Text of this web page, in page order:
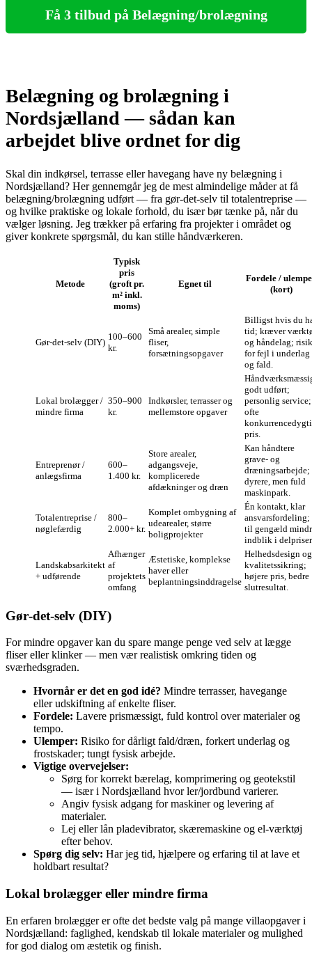
Få 3 tilbud på Belægning/brolægning
Belægning og brolægning i
Nordsjælland — sådan kan
arbejdet blive ordnet for dig
Skal din indkørsel, terrasse eller havegang have ny belægning i
Nordsjælland? Her gennemgår jeg de mest almindelige måder at få
belægning/brolægning udført — fra gør‑det‑selv til totalentreprise —
og hvilke praktiske og lokale forhold, du især bør tænke på, når du
vælger løsning. Jeg trækker på erfaring fra projekter i området og
giver konkrete spørgsmål, du kan stille håndværkeren.
Metode
Typisk
pris
(groft pr.
m² inkl.
moms)
Egnet til
Fordele /
(kort)
Gør‑det‑selv (DIY)
100–600
kr.
Små arealer, simple
fliser,
forsætningsopgaver
Billigst hvis du
tid; kræver
og håndelag;
for fejl i underlag
og fald.
Lokal brolægger /
mindre firma
350–900
kr.
Indkørsler, terrasser og
mellemstore opgaver
godt udført;
personlig service;
ofte
pris.
Entreprenør /
anlægsfirma
600–
1.400 kr.
Store arealer,
adgangsveje,
komplicerede
afdækninger og dræn
Kan håndtere
grave‑ og
dræningsarbejde;
dyrere, men fuld
maskinpark.
Totalentreprise /
nøglefærdig
800–
2.000+ kr.
Komplet ombygning af
udearealer, større
boligprojekter
Én kontakt, klar
ansvarsfordeling;
til gengæld
indblik i
Landskabsarkitekt
+ udførende
Afhænger
af
projektets
omfang
Æstetiske, komplekse
haver eller
beplantningsinddragelse
Helhedsdesign og
kvalitetssikring;
højere pris, bedre
slutresultat.
Gør‑det‑selv (DIY)
For mindre opgaver kan du spare mange penge ved selv at lægge
fliser eller klinker — men vær realistisk omkring tiden og
sværhedsgraden.
Hvornår er det en god idé? Mindre terrasser, havegange
eller udskiftning af enkelte fliser.
Fordele: Lavere prismæssigt, fuld kontrol over materialer og
tempo.
Ulemper: Risiko for dårligt fald/dræn, forkert underlag og
frostskader; tungt fysisk arbejde.
Vigtige overvejelser:
Sørg for korrekt bærelag, komprimering og geotekstil
— især i Nordsjælland hvor ler/jordbund varierer.
Angiv fysisk adgang for maskiner og levering af
materialer.
Lej eller lån pladevibrator, skæremaskine og el‑værktøj
efter behov.
Spørg dig selv: Har jeg tid, hjælpere og erfaring til at lave et
holdbart resultat?
Lokal brolægger eller mindre firma
En erfaren brolægger er ofte det bedste valg på mange villaopgaver i
Nordsjælland: faglighed, kendskab til lokale materialer og mulighed
for god dialog om æstetik og finish.